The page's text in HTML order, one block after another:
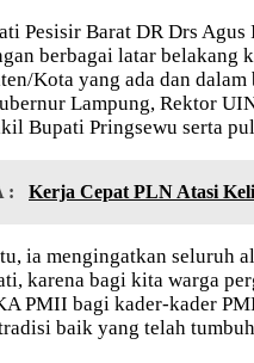
Pesisir Barat DR Drs
berbagai latar belakang
Kota yang ada dan
Lampung, Rektor
Bupati Pringsewu serta
: Kerja Cepat PLN Atasi
ia mengingatkan seluruh
karena bagi kita warga
PMII bagi kader-kader
baik yang telah